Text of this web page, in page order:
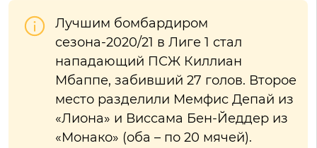
Лучшим бомбардиром
сезона-2020/21 в Лиге 1 стал
нападающий ПСЖ Киллиан
Мбаппе, забивший 27 голов. Второе
место разделили Мемфис Депай из
«Лиона» и Виссама Бен-Йеддер из
«Монако» (оба – по 20 мячей).